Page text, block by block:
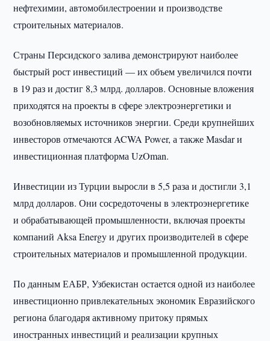
нефтехимии, автомобилестроении и производстве
строительных материалов.
Страны Персидского залива демонстрируют наиболее
быстрый рост инвестиций — их объем увеличился почти
в 19 раз и достиг 8,3 млрд. долларов. Основные вложения
приходятся на проекты в сфере электроэнергетики и
возобновляемых источников энергии. Среди крупнейших
инвесторов отмечаются ACWA Power, а также Masdar и
инвестиционная платформа UzOman.
Инвестиции из Турции выросли в 5,5 раза и достигли 3,1
млрд долларов. Они сосредоточены в электроэнергетике
и обрабатывающей промышленности, включая проекты
компаний Aksa Energy и других производителей в сфере
строительных материалов и промышленной продукции.
По данным ЕАБР, Узбекистан остается одной из наиболее
инвестиционно привлекательных экономик Евразийского
региона благодаря активному притоку прямых
иностранных инвестиций и реализации крупных